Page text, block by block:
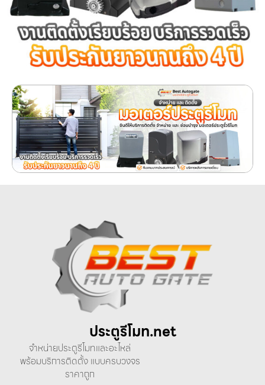
ประตูรีโมท.net
จำหน่ายประตูรีโมทและอะไหล่
พร้อมบริการติดตั้ง แบบครบวงจร
ราคาถูก